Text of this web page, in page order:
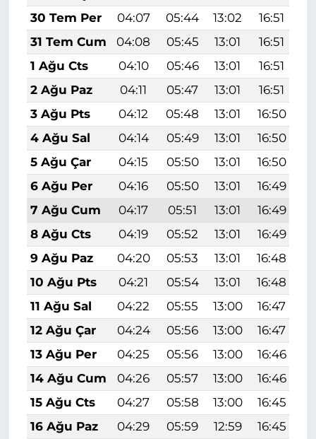
30 Tem Per
04:07 05:44 13:02 16:51
31 Tem Cum
04:08 05:45 13:01 16:51
1 Ağu Cts
04:10 05:46 13:01 16:51
2 Ağu Paz
04:11 05:47 13:01 16:51
3 Ağu Pts
04:12 05:48 13:01 16:50
4 Ağu Sal
04:14 05:49 13:01 16:50
5 Ağu Çar
04:15 05:50 13:01 16:50
6 Ağu Per
04:16 05:50 13:01 16:49
7 Ağu Cum
04:17 05:51 13:01 16:49
8 Ağu Cts
04:19 05:52 13:01 16:49
9 Ağu Paz
04:20 05:53 13:01 16:48
10 Ağu Pts
04:21 05:54 13:01 16:48
11 Ağu Sal
04:22 05:55 13:00 16:47
12 Ağu Çar
04:24 05:56 13:00 16:47
13 Ağu Per
04:25 05:56 13:00 16:46
14 Ağu Cum
04:26 05:57 13:00 16:46
15 Ağu Cts
04:27 05:58 13:00 16:45
16 Ağu Paz
04:29 05:59 12:59 16:45